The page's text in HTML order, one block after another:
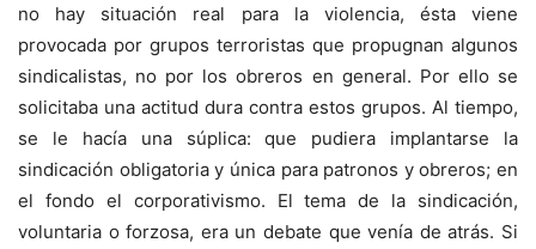
no hay situación real para la violencia, ésta viene
provocada por grupos terroristas que propugnan algunos
sindicalistas, no por los obreros en general. Por ello se
solicitaba una actitud dura contra estos grupos. Al tiempo,
se le hacía una súplica: que pudiera implantarse la
sindicación obligatoria y única para patronos y obreros; en
el fondo el corporativismo. El tema de la sindicación,
voluntaria o forzosa, era un debate que venía de atrás. Si